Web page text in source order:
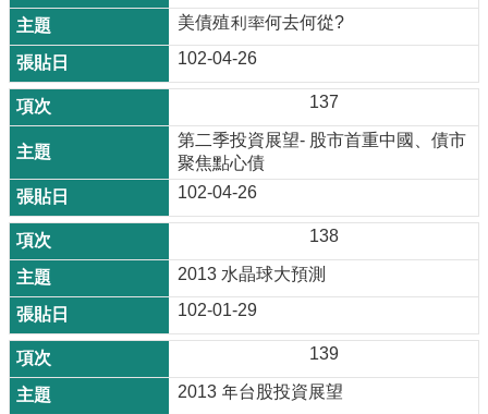
美債殖利率何去何從?
102-04-26
137
第二季投資展望- 股市首重中國、債市
聚焦點心債
102-04-26
138
2013 水晶球大預測
102-01-29
139
2013 年台股投資展望